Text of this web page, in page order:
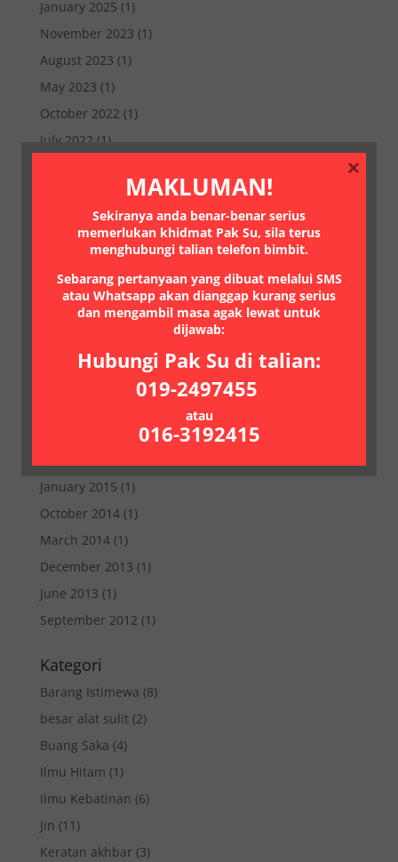
January 2025 (1)
November 2023 (1)
August 2023 (1)
May 2023 (1)
October 2022 (1)
July 2022 (1)
(1)
July 2020(2)
June 2020(1)
May 2020(2)
February 2018(1)
June 2017
(1)
(2)
January 2015 (1)
October 2014(1)
March 2014(1)
December 2013 (1)
June 2013 (1)
September 2012 (1)
Kategori
Barang Istimewa (8)
besar alat sulit(2)
Buang Saka (4)
Ilmu Hitam (1)
Ilmu Kebatinan (6)
Jin (11)
Keratan akhbar (3)
MAKLUMAN!
Sekiranya anda benar-benar serius
memerlukan khidmat Pak Su, sila terus
menghubungi talian telefon bimbit.
Sebarang pertanyaan yang dibuat melalui SMS
atau Whatsapp akan dianggap kurang serius
dan mengambil masa agak lewat untuk
dijawab:
Hubungi Pak Su di talian:
019-2497455
atau
016-3192415
×